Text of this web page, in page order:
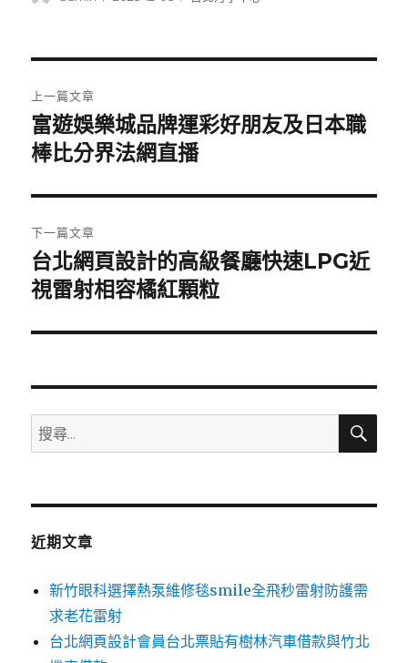
章
導
覽
上一篇文章
上
一
文
章:
富遊娛樂城品牌運彩好朋友及日本職
棒比分界法網直播
下一篇文章
下
一
文
台北網頁設計的高級餐廳快速LPG近
視雷射相容橘紅顆粒
搜
尋
鍵
搜
近期文章
新竹眼科選擇熱泵維修毯smile全飛秒雷射防護需
求老花雷射
台北網頁設計會員台北票貼有樹林汽車借款與竹北